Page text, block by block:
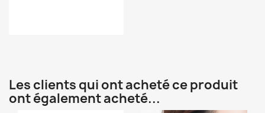
Les clients qui ont acheté ce produit
ont également acheté...